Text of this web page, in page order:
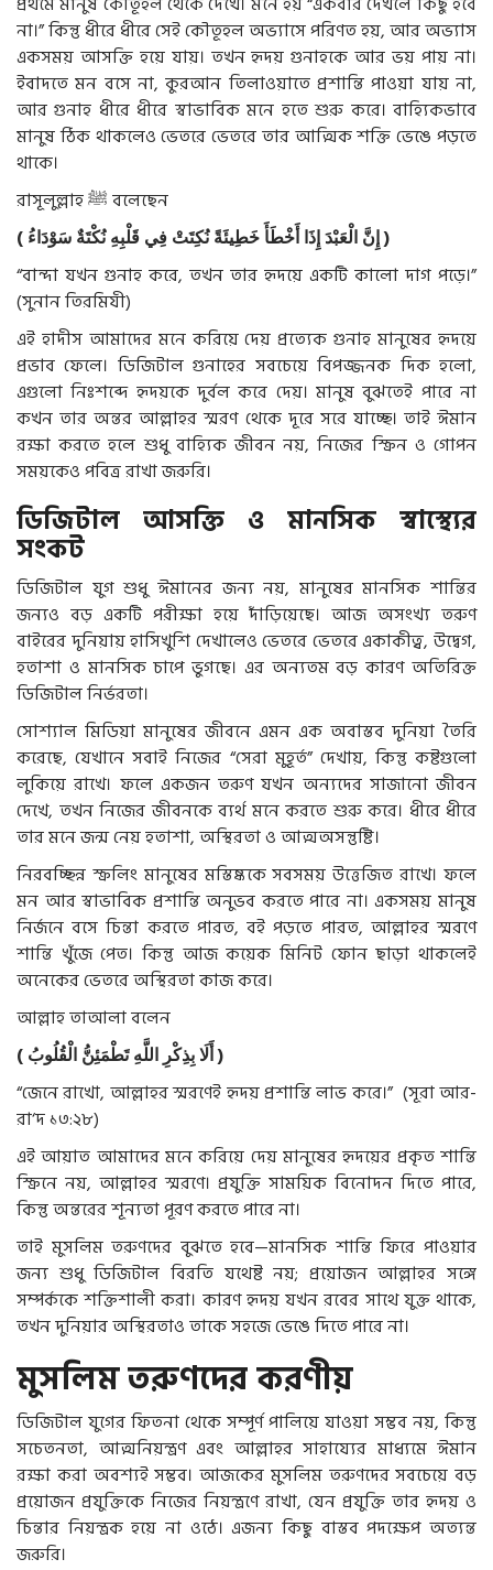
না।” কিন্তু ধীরে ধীরে সেই কৌতূহল অভ্যাসে পরিণত হয়, আর অভ্যাস
একসময় আসক্তি হয়ে যায়। তখন হৃদয় গুনাহকে আর ভয় পায় না।
ইবাদতে মন বসে না, কুরআন তিলাওয়াতে প্রশান্তি পাওয়া যায় না,
আর গুনাহ ধীরে ধীরে স্বাভাবিক মনে হতে শুরু করে। বাহ্যিকভাবে
মানুষ ঠিক থাকলেও ভেতরে ভেতরে তার আত্মিক শক্তি ভেঙে পড়তে
থাকে।
রাসূলুল্লাহﷺবলেছেন
(
إِنَّالْعَبْدَإِذَاأَخْطَأَخَطِيئَةًنُكِتَتْفِيقَلْبِهِنُكْتَةٌسَوْدَاءُ
)
“বান্দা যখন গুনাহ করে, তখন তার হৃদয়ে একটি কালো দাগ পড়ে।”
(সুনান তিরমিযী)
এই হাদীস আমাদের মনে করিয়ে দেয় প্রত্যেক গুনাহ মানুষের হৃদয়ে
প্রভাব ফেলে। ডিজিটাল গুনাহের সবচেয়ে বিপজ্জনক দিক হলো,
এগুলো নিঃশব্দে হৃদয়কে দুর্বল করে দেয়। মানুষ বুঝতেই পারে না
কখন তার অন্তর আল্লাহর স্মরণ থেকে দূরে সরে যাচ্ছে। তাই ঈমান
রক্ষা করতে হলে শুধু বাহ্যিক জীবন নয়, নিজের স্ক্রিন ও গোপন
সময়কেও পবিত্র রাখা জরুরি।
ডিজিটাল আসক্তি ও মানসিক স্বাস্থ্যের
সংকট
ডিজিটাল যুগ শুধু ঈমানের জন্য নয়, মানুষের মানসিক শান্তির
জন্যও বড় একটি পরীক্ষা হয়ে দাঁড়িয়েছে। আজ অসংখ্য তরুণ
বাইরের দুনিয়ায় হাসিখুশি দেখালেও ভেতরে ভেতরে একাকীত্ব, উদ্বেগ,
হতাশা ও মানসিক চাপে ভুগছে। এর অন্যতম বড় কারণ অতিরিক্ত
ডিজিটাল নির্ভরতা।
সোশ্যাল মিডিয়া মানুষের জীবনে এমন এক অবাস্তব দুনিয়া তৈরি
করেছে, যেখানে সবাই নিজের “সেরা মুহূর্ত” দেখায়, কিন্তু কষ্টগুলো
লুকিয়ে রাখে। ফলে একজন তরুণ যখন অন্যদের সাজানো জীবন
দেখে, তখন নিজের জীবনকে ব্যর্থ মনে করতে শুরু করে। ধীরে ধীরে
তার মনে জন্ম নেয় হতাশা, অস্থিরতা ও আত্মঅসন্তুষ্টি।
নিরবচ্ছিন্ন স্ক্রলিং মানুষের মস্তিষ্ককে সবসময় উত্তেজিত রাখে। ফলে
মন আর স্বাভাবিক প্রশান্তি অনুভব করতে পারে না। একসময় মানুষ
নির্জনে বসে চিন্তা করতে পারত, বই পড়তে পারত, আল্লাহর স্মরণে
শান্তি খুঁজে পেত। কিন্তু আজ কয়েক মিনিট ফোন ছাড়া থাকলেই
অনেকের ভেতরে অস্থিরতা কাজ করে।
আল্লাহ তাআলা বলেন
(
أَلَابِذِكْرِاللَّهِتَطْمَئِنُّالْقُلُوبُ
)
“জেনে রাখো, আল্লাহর স্মরণেই হৃদয় প্রশান্তি লাভ করে।” (সূরা আর-
রা‘দ ১৩:২৮)
এই আয়াত আমাদের মনে করিয়ে দেয় মানুষের হৃদয়ের প্রকৃত শান্তি
স্ক্রিনে নয়, আল্লাহর স্মরণে। প্রযুক্তি সাময়িক বিনোদন দিতে পারে,
কিন্তু অন্তরের শূন্যতা পূরণ করতে পারে না।
তাই মুসলিম তরুণদের বুঝতে হবে—মানসিক শান্তি ফিরে পাওয়ার
জন্য শুধু ডিজিটাল বিরতি যথেষ্ট নয়; প্রয়োজন আল্লাহর সঙ্গে
সম্পর্ককে শক্তিশালী করা। কারণ হৃদয় যখন রবের সাথে যুক্ত থাকে,
তখন দুনিয়ার অস্থিরতাও তাকে সহজে ভেঙে দিতে পারে না।
মুসলিম তরুণদের করণীয়
ডিজিটাল যুগের ফিতনা থেকে সম্পূর্ণ পালিয়ে যাওয়া সম্ভব নয়, কিন্তু
সচেতনতা, আত্মনিয়ন্ত্রণ এবং আল্লাহর সাহায্যের মাধ্যমে ঈমান
রক্ষা করা অবশ্যই সম্ভব। আজকের মুসলিম তরুণদের সবচেয়ে বড়
প্রয়োজন প্রযুক্তিকে নিজের নিয়ন্ত্রণে রাখা, যেন প্রযুক্তি তার হৃদয় ও
চিন্তার নিয়ন্ত্রক হয়ে না ওঠে। এজন্য কিছু বাস্তব পদক্ষেপ অত্যন্ত
জরুরি।